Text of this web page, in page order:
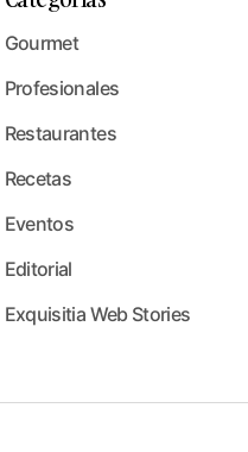
Gourmet
Profesionales
Restaurantes
Recetas
Eventos
Editorial
Exquisitia Web Stories